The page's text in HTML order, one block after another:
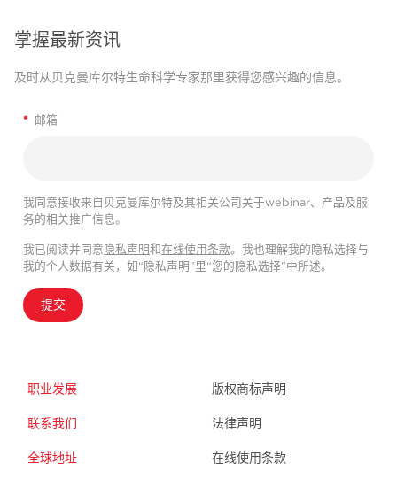
掌握最新资讯
及时从贝克曼库尔特生命科学专家那里获得您感兴趣的信息。
* 邮箱
我同意接收来自贝克曼库尔特及其相关公司关于webinar、产品及服
务的相关推广信息。
我已阅读并同意 隐私声明和在线使用条款。我也理解我的隐私选择与
我的个人数据有关，如“隐私声明”里“您的隐私选择”中所述。
提交
职业发展
联系我们
全球地址
版权商标声明
法律声明
在线使用条款